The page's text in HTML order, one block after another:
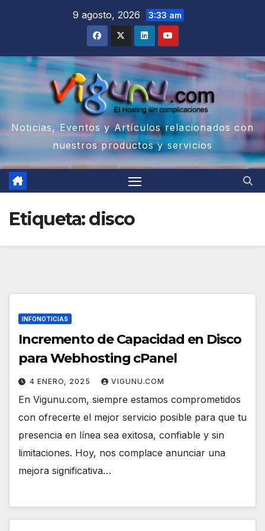
9 agosto, 2026 3:33 am
Noticias, Eventos y Artículos relacionados con
nuestros productos y servicios
Etiqueta:disco
INFONOTICIAS
Incremento de Capacidad en Disco
para Webhosting cPanel
4 ENERO, 2025 VIGUNU.COM
En Vigunu.com, siempre estamos comprometidos
con ofrecerte el mejor servicio posible para que tu
presencia en línea sea exitosa, confiable y sin
limitaciones. Hoy, nos complace anunciar una
mejora significativa…